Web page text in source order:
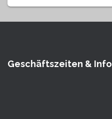
Geschäftszeiten & Info